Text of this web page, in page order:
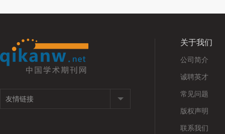
关于我们
公司简介
诚聘英才
常见问题
版权声明
联系我们